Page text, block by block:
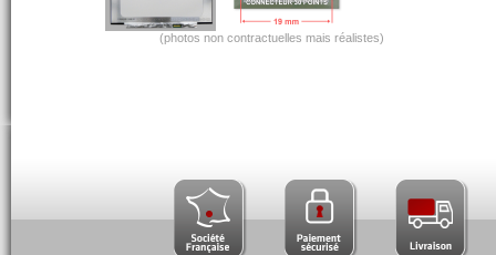
(photos non contractuelles mais réalistes)